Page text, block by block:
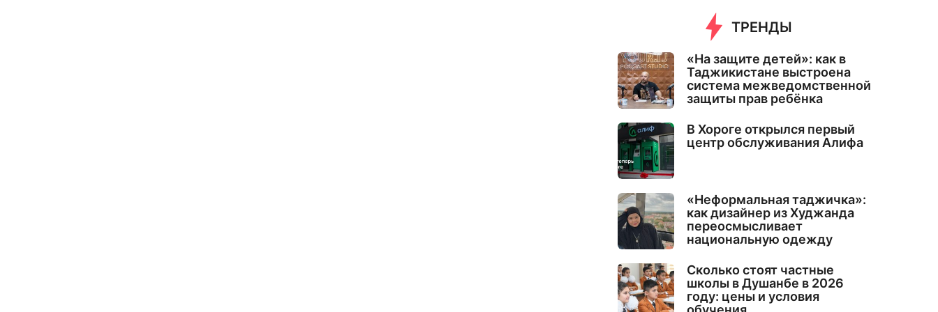
ТРЕНДЫ
«На защите детей»: как в
Таджикистане выстроена
система межведомственной
защиты прав ребёнка
В Хороге открылся первый
центр обслуживания Алифа
«Неформальная таджичка»:
как дизайнер из Худжанда
переосмысливает
национальную одежду
Сколько стоят частные
школы в Душанбе в 2026
году: цены и условия